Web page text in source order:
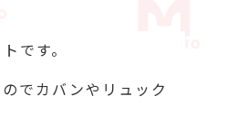
です。
でカバンやリュック